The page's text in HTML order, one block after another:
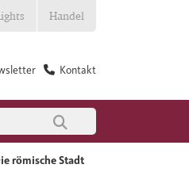
Handel
Kontakt
römische Stadt